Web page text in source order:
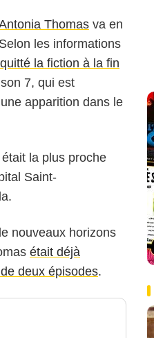
Thomas va en
les informations
la fiction à la fin
7, qui est
apparition dans le
la plus proche
Saint-
nouveaux horizons
était déjà
deux épisodes.